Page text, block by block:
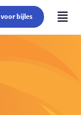
bijles